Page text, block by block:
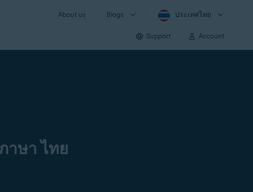
About us Blogs ประเทศไทย
Support Account
าษา ไทย